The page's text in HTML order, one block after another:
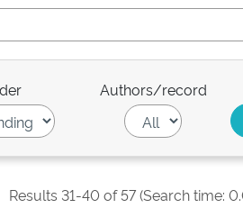
Authors/record
Results 31-40 of 57 (Search time: